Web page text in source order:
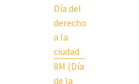
Día del
derecho
a la
ciudad
8M (Día
de la